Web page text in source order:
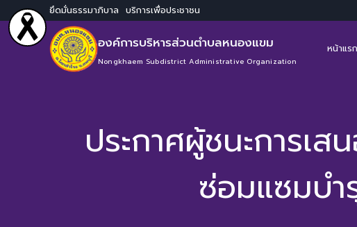
ยึดมั่นธรรมาภิบาล บริการเพื่อประชาชน
องค์การบริหารส่วนตำบลหนองแขม
Nongkhaem Subdistrict Administrative Organization
หน้าแรก
ประกาศผู้ชนะการเส
ซ่อมแซมบ